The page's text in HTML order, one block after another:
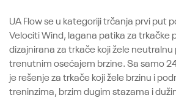
UA Flow se u kategoriji trčanja prvi put
Velociti Wind, lagana patika za trkačke
dizajnirana za trkače koji žele
trenutnim osećajem brzine. Sa samo
je rešenje za trkače koji žele brzinu i
treninzima, brzim dugim stazama i